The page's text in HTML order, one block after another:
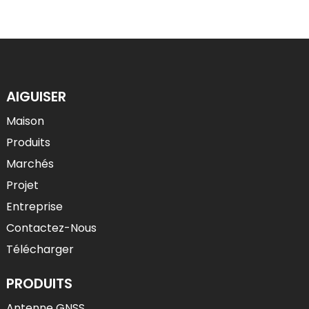
AIGUISER
Maison
Produits
Marchés
Projet
Entreprise
Contactez-Nous
Télécharger
PRODUITS